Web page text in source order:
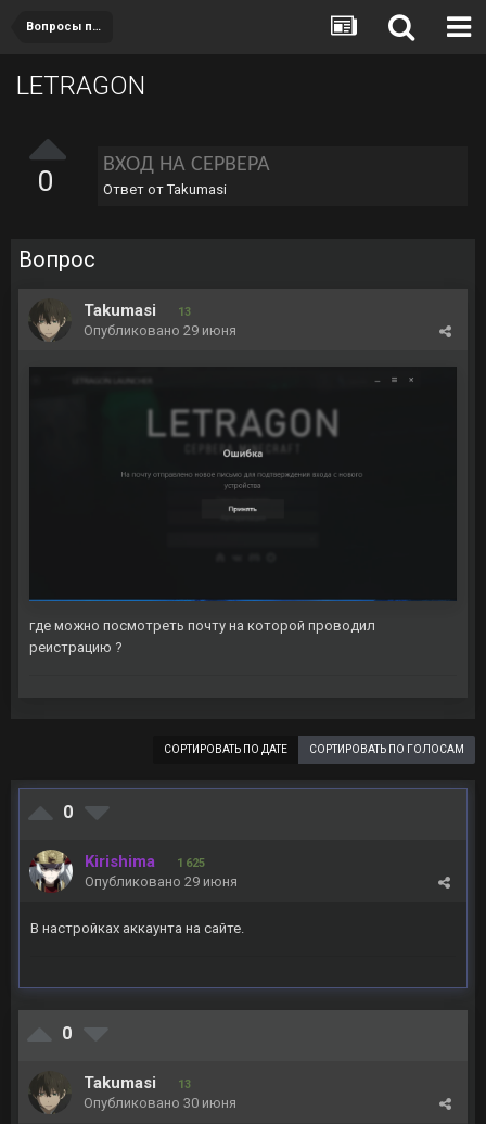
Вопросы по игре
LETRAGON
0 ВХОД НА СЕРВЕРА
Ответ отTakumasi
Вопрос
Takumasi 13
Опубликовано 29 июня
где можно посмотреть почту на которой проводил
реистрацию ?
СОРТИРОВАТЬ ПО ГОЛОСАМ
СОРТИРОВАТЬ ПО ДАТЕ
0
Kirishima 1 625
Опубликовано 29 июня
В настройках аккаунта на сайте.
0
Takumasi 13
Опубликовано 30 июня